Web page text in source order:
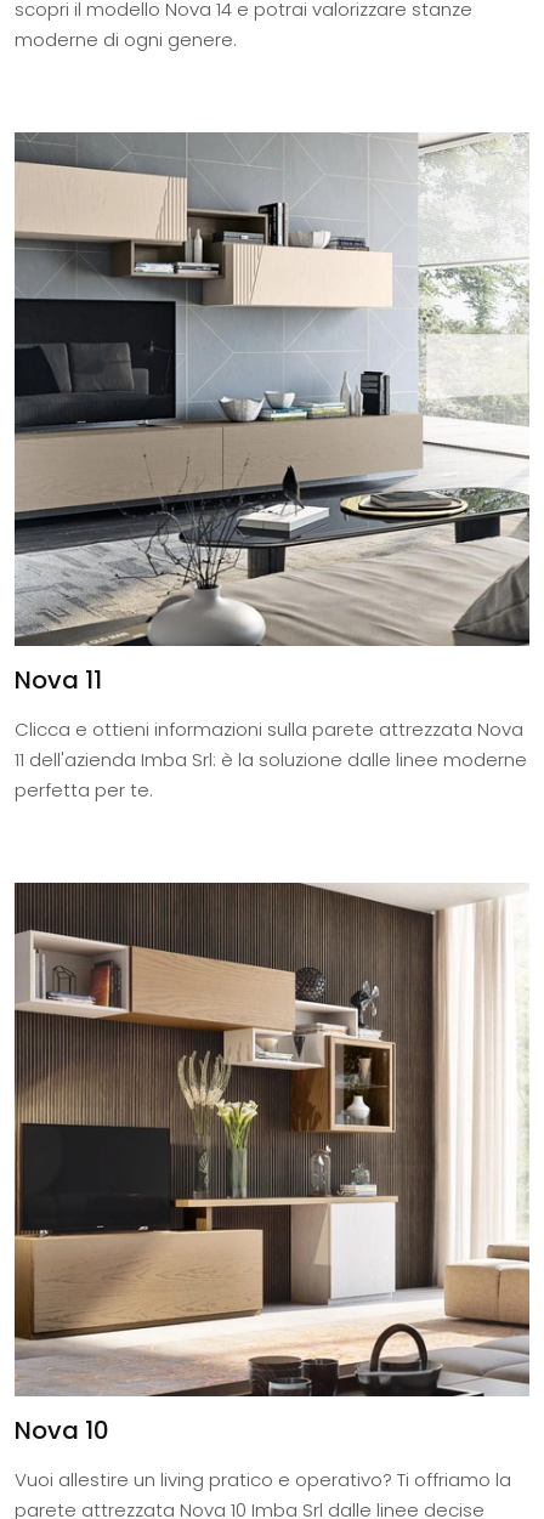
scopri il modello Nova 14 e potrai valorizzare stanze
moderne di ogni genere.
Nova 11
Clicca e ottieni informazioni sulla parete attrezzata Nova
11 dell'azienda Imba Srl: è la soluzione dalle linee moderne
perfetta per te.
Nova 10
Vuoi allestire un living pratico e operativo? Ti offriamo la
parete attrezzata Nova 10 Imba Srl dalle linee decise